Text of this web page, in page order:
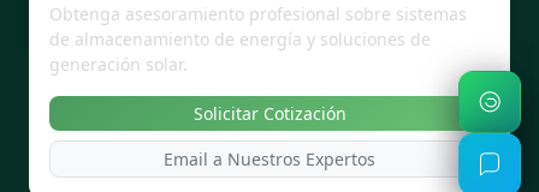
Obtenga asesoramiento profesional sobre sistemas
de almacenamiento de energía y soluciones de
generación solar.
Solicitar Cotización
Email a Nuestros Expertos